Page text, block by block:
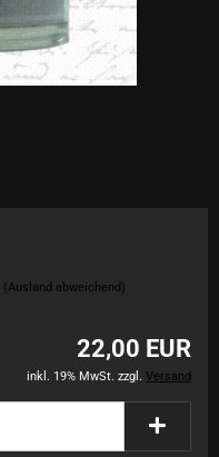
(Ausland abweichend)
22,00 EUR
inkl. 19% MwSt. zzgl. Versand